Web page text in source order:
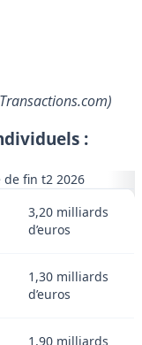
:
de fin t2 2026
3,20 milliards
d’euros
1,30 milliards
d’euros
1,90 milliards